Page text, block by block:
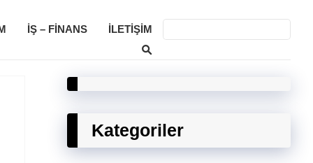
İŞ – FINANS İLETIŞIM
Kategoriler